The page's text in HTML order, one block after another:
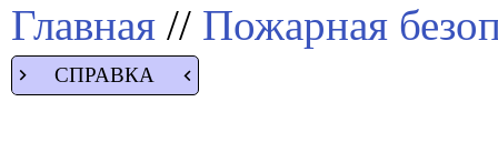
Главная // Пожарная
СПРАВКА